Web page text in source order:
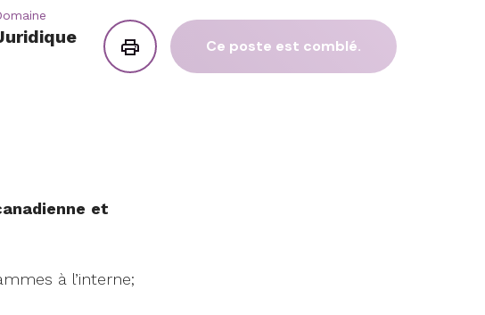
Ce poste est comblé.
et
à l’interne;